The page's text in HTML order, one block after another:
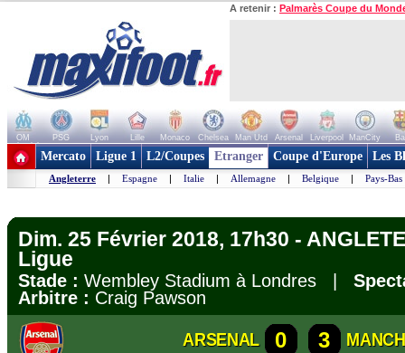
A retenir : Palmarès Coupe du
OM PSG Lyon Lille Monaco Chelsea Man Utd Arsenal Liverpool ManCity
+ de clubs
Mercato Ligue 1 L2/Coupes Etranger Coupe d'Europe Les
Angleterre | Espagne | Italie | Allemagne | Belgique | Pays-Bas
Dim. 25 Février 2018, 17h30 -
Ligue
Stade : Wembley Stadium à Londres |
Arbitre : Craig Pawson
ARSENAL 0 3